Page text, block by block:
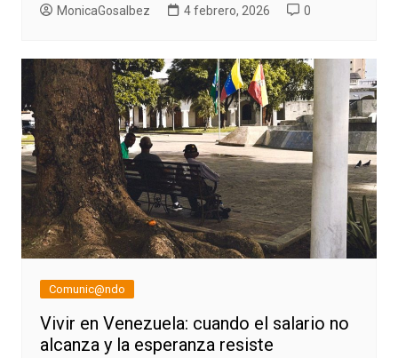
MonicaGosalbez 4 febrero, 2026 0
Comunic@ndo
Vivir en Venezuela: cuando el salario no
alcanza y la esperanza resiste